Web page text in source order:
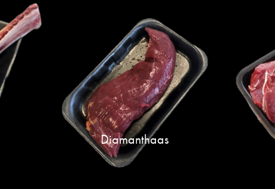
Diamanthaas